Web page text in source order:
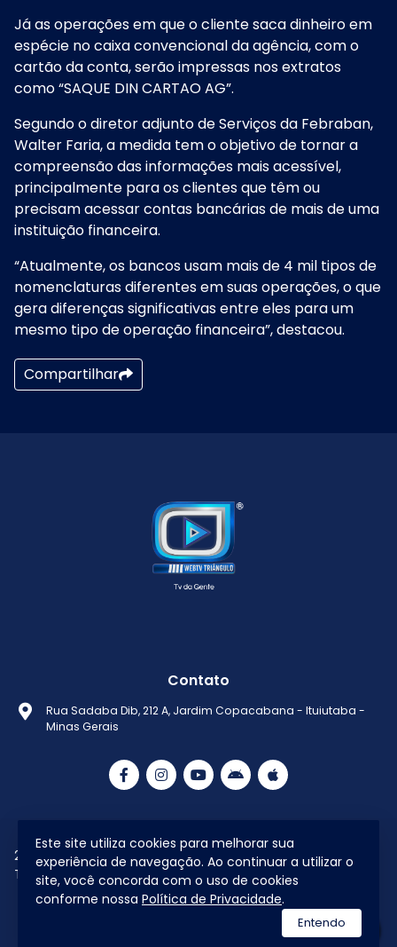
Já as operações em que o cliente saca dinheiro em
espécie no caixa convencional da agência, com o
cartão da conta, serão impressas nos extratos
como “SAQUE DIN CARTAO AG”.
Segundo o diretor adjunto de Serviços da Febraban,
Walter Faria, a medida tem o objetivo de tornar a
compreensão das informações mais acessível,
principalmente para os clientes que têm ou
precisam acessar contas bancárias de mais de uma
instituição financeira.
“Atualmente, os bancos usam mais de 4 mil tipos de
nomenclaturas diferentes em suas operações, o que
gera diferenças significativas entre eles para um
mesmo tipo de operação financeira”, destacou.
Compartilhar
Este site utiliza cookies para melhorar sua
experiência de navegação. Ao continuar a utilizar o
site, você concorda com o uso de cookies
conforme nossa Política de Privacidade.
Entendo
Contato
Rua Sadaba Dib, 212 A, Jardim Copacabana - Ituiutaba -
Minas Gerais
2021 © Todos os direitos reservados Web
Tv Triângulo
Política de
Privacidade